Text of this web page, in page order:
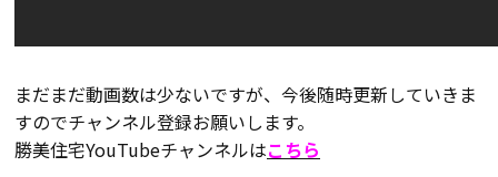
お客様の声
会社案内
まだまだ動画数は少ないですが、今後随時更新していきま
すのでチャンネル登録お願いします。
勝美住宅YouTubeチャンネルはこちら